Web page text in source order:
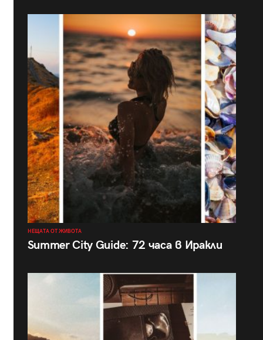
НЕЩАТА ОТ ЖИВОТА
Summer City Guide: 72 часа в Иракли